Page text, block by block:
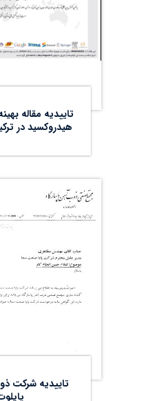
تاییدیه مقاله
هیدروکسید در
تاییدیه شرکت